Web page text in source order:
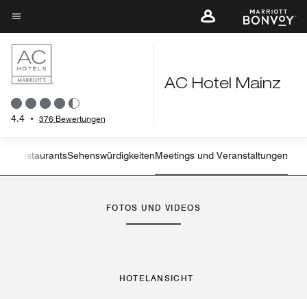
Skip
to
main
content
Menütext
4.4 • 376 Bewertungen
AC Hotel Mainz
Linkspfeil
RestaurantsSehenswürdigkeitenMeetings und Veranstaltungen
FOTOS UND VIDEOS
HOTELANSICHT